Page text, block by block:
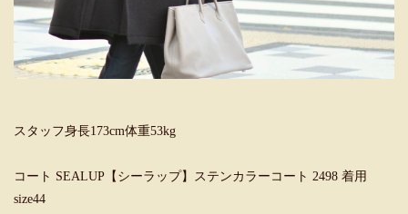
スタッフ身長173cm体重53kg
コート SEALUP【シーラップ】ステンカラーコート 2498 着用
size44